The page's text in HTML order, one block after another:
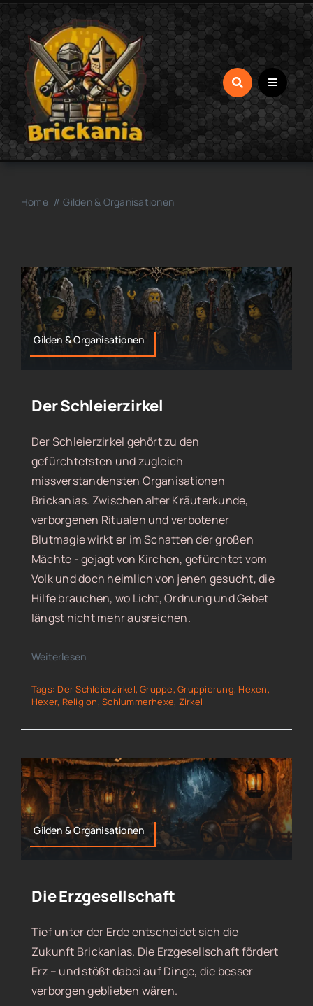
Zum
Inhalt
springen
Home Gilden & Organisationen
Gilden & Organisationen
Der Schleierzirkel
Der Schleierzirkel gehört zu den
gefürchtetsten und zugleich
missverstandensten Organisationen
Brickanias. Zwischen alter Kräuterkunde,
verborgenen Ritualen und verbotener
Blutmagie wirkt er im Schatten der großen
Mächte - gejagt von Kirchen, gefürchtet vom
Volk und doch heimlich von jenen gesucht, die
Hilfe brauchen, wo Licht, Ordnung und Gebet
längst nicht mehr ausreichen.
Weiterlesen
Tags: Der Schleierzirkel,Gruppe,Gruppierung, Hexen,
Hexer, Religion,Schlummerhexe, Zirkel
Gilden & Organisationen
Die Erzgesellschaft
Tief unter der Erde entscheidet sich die
Zukunft Brickanias. Die Erzgesellschaft fördert
Erz – und stößt dabei auf Dinge, die besser
verborgen geblieben wären.